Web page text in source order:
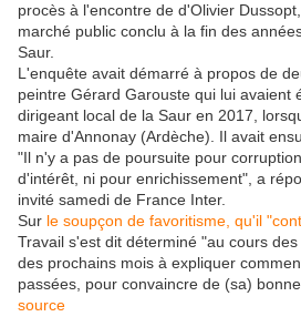
procès à l'encontre de d'Olivier
marché public conclu à la fin des
Saur.
L'enquête avait démarré à propos de
peintre Gérard Garouste qui lui avaient
dirigeant local de la Saur en 2017,
maire d'Annonay (Ardèche). Il avait
"Il n'y a pas de poursuite pour
d'intérêt, ni pour enrichissement", a
invité samedi de France Inter.
Sur le soupçon de favoritisme, qu'il
Travail s'est dit déterminé "au cours
des prochains mois à expliquer
passées, pour convaincre de (sa)
source